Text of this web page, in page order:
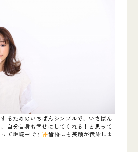
るためのいちばんシンプルで、いちばん
自分自身も幸せにしてくれる！と思って
て継続中です
皆様にも笑顔が伝染しま